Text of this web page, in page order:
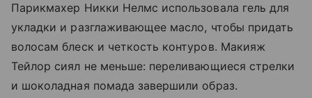
Парикмахер Никки Нелмс использовала гель для
укладки и разглаживающее масло, чтобы придать
волосам блеск и четкость контуров. Макияж
Тейлор сиял не меньше: переливающиеся стрелки
и шоколадная помада завершили образ.